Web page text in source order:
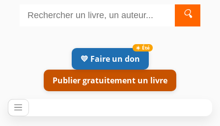
🔍
💛 Faire un don
Publier gratuitement un livre